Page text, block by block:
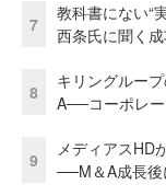
7
教科書にない“
西条氏に聞く
8
キリングルー
A──コーポレ
9
メディアスHD
──M＆A成長後